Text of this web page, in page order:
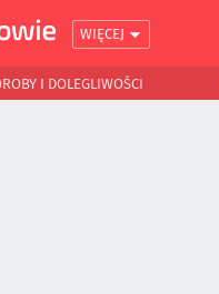
WIĘCEJ
I DOLEGLIWOŚCI